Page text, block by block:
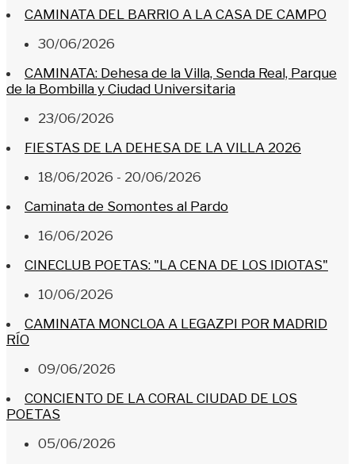
CAMINATA DEL BARRIO A LA CASA DE CAMPO
30/06/2026
CAMINATA: Dehesa de la Villa, Senda Real, Parque
de la Bombilla y Ciudad Universitaria
23/06/2026
FIESTAS DE LA DEHESA DE LA VILLA 2026
18/06/2026 - 20/06/2026
Caminata de Somontes al Pardo
16/06/2026
CINECLUB POETAS: "LA CENA DE LOS IDIOTAS"
10/06/2026
CAMINATA MONCLOA A LEGAZPI POR MADRID
RÍO
09/06/2026
CONCIENTO DE LA CORAL CIUDAD DE LOS
POETAS
05/06/2026